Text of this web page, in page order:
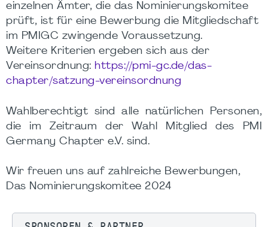
einzelnen Ämter, die das Nominierungskomitee
prüft, ist für eine Bewerbung die Mitgliedschaft
im PMIGC zwingende Voraussetzung.
Weitere Kriterien ergeben sich aus der
Vereinsordnung: https://pmi-gc.de/das-
chapter/satzung-vereinsordnung
Wahlberechtigt sind alle natürlichen Personen,
die im Zeitraum der Wahl Mitglied des PMI
Germany Chapter e.V. sind.
Wir freuen uns auf zahlreiche Bewerbungen,
Das Nominierungskomitee 2024